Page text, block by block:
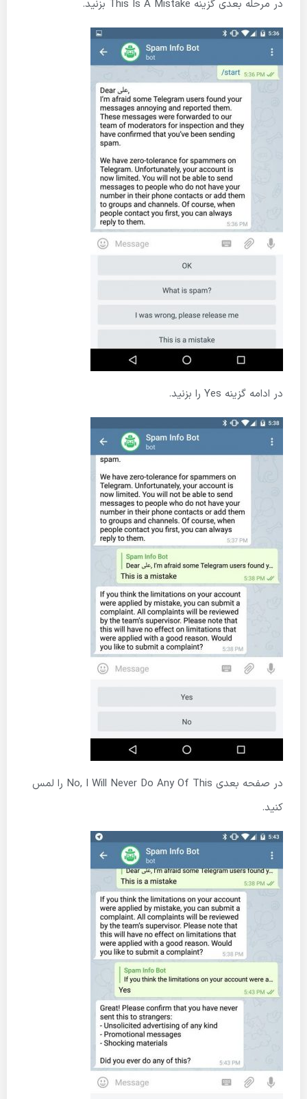
در مرحله بعدی گزینه This Is A Mistake بزنید.
در ادامه گزینه Yes را بزنید.
در صفحه بعدی No, I Will Never Do Any Of This را لمس
کنید.